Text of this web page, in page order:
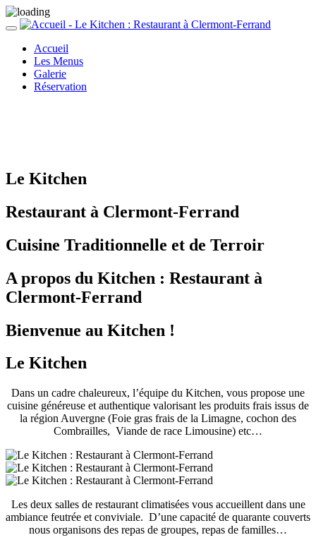
Accueil
Les Menus
Galerie
Réservation
Le Kitchen
Restaurant à Clermont-Ferrand
Cuisine Traditionnelle et de Terroir
A propos du Kitchen : Restaurant à
Clermont-Ferrand
Bienvenue au Kitchen !
Le Kitchen
Dans un cadre chaleureux, l’équipe du Kitchen, vous propose une
cuisine généreuse et authentique valorisant les produits frais issus de
la région Auvergne (Foie gras frais de la Limagne, cochon des
Combrailles, Viande de race Limousine) etc…
Les deux salles de restaurant climatisées vous accueillent dans une
ambiance feutrée et conviviale. D’une capacité de quarante couverts
nous organisons des repas de groupes, repas de familles…